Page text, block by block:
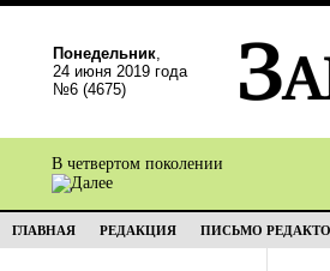
Понедельник,
24 июня 2019 года
№6 (4675)
В четвертом поколении
ГЛАВНАЯ РЕДАКЦИЯ ПИСЬМО